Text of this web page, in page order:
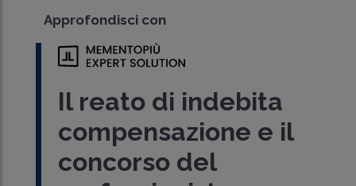
Approfondisci con
Il reato di indebita
compensazione e il
concorso del